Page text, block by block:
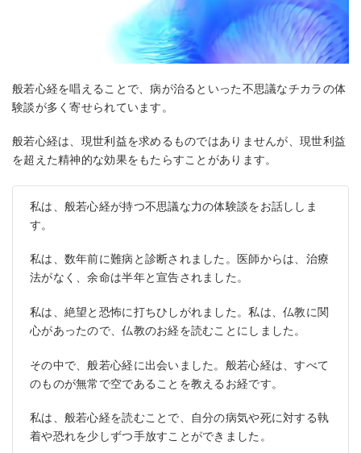
般若心経を唱えることで、病が治るといった不思議なチカラの体
験談が多く寄せられています。
般若心経は、現世利益を求めるものではありませんが、現世利益
を超えた精神的な効果をもたらすことがあります。
私は、般若心経が持つ不思議な力の体験談をお話ししま
す。
私は、数年前に難病と診断されました。医師からは、治療
法がなく、余命は半年と宣告されました。
私は、絶望と恐怖に打ちひしがれました。私は、仏教に関
心があったので、仏教のお経を読むことにしました。
その中で、般若心経に出会いました。般若心経は、すべて
のものが無常で空であることを教えるお経です。
私は、般若心経を読むことで、自分の病気や死に対する執
着や恐れを少しずつ手放すことができました。